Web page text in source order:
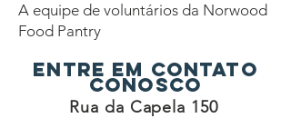
A equipe de voluntários da Norwood
Food Pantry
Entre em contato
conosco
Rua da Capela 150